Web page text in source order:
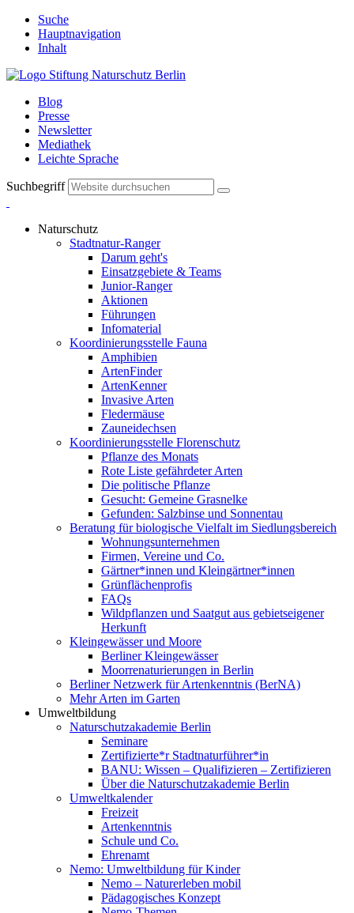
Suche
Hauptnavigation
Inhalt
Blog
Presse
Newsletter
Mediathek
Leichte Sprache
Suchbegriff
Naturschutz
Stadtnatur-Ranger
Darum geht's
Einsatzgebiete & Teams
Junior-Ranger
Aktionen
Führungen
Infomaterial
Koordinierungsstelle Fauna
Amphibien
ArtenFinder
ArtenKenner
Invasive Arten
Fledermäuse
Zauneidechsen
Koordinierungsstelle Florenschutz
Pflanze des Monats
Rote Liste gefährdeter Arten
Die politische Pflanze
Gesucht: Gemeine Grasnelke
Gefunden: Salzbinse und Sonnentau
Beratung für biologische Vielfalt im Siedlungsbereich
Wohnungsunternehmen
Firmen, Vereine und Co.
Gärtner*innen und Kleingärtner*innen
Grünflächenprofis
FAQs
Wildpflanzen und Saatgut aus gebietseigener
Herkunft
Kleingewässer und Moore
Berliner Kleingewässer
Moorrenaturierungen in Berlin
Berliner Netzwerk für Artenkenntnis (BerNA)
Mehr Arten im Garten
Umweltbildung
Naturschutzakademie Berlin
Seminare
Zertifizierte*r Stadtnaturführer*in
BANU: Wissen – Qualifizieren – Zertifizieren
Über die Naturschutzakademie Berlin
Umweltkalender
Freizeit
Artenkenntnis
Schule und Co.
Ehrenamt
Nemo: Umweltbildung für Kinder
Nemo – Naturerleben mobil
Pädagogisches Konzept